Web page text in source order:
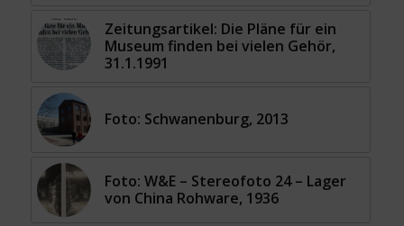
Zeitungsartikel: Die Pläne für ein
Museum finden bei vielen Gehör,
31.1.1991
Foto: Schwanenburg, 2013
Foto: W&E – Stereofoto 24 – Lager
von China Rohware, 1936